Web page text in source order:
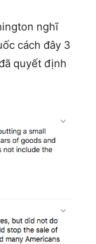
nghĩ
cách đây 3
quyết định